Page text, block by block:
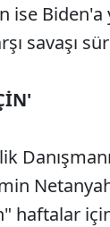
ise
savaşı
haftalar